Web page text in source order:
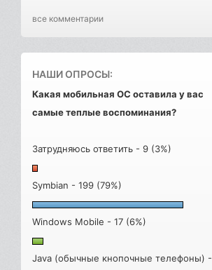
все комментарии
НАШИ ОПРОСЫ:
Какая мобильная ОС оставила у вас
самые теплые воспоминания?
Затрудняюсь ответить - 9 (3%)
Symbian - 199 (79%)
Windows Mobile - 17 (6%)
Java (обычные кнопочные телефоны) -